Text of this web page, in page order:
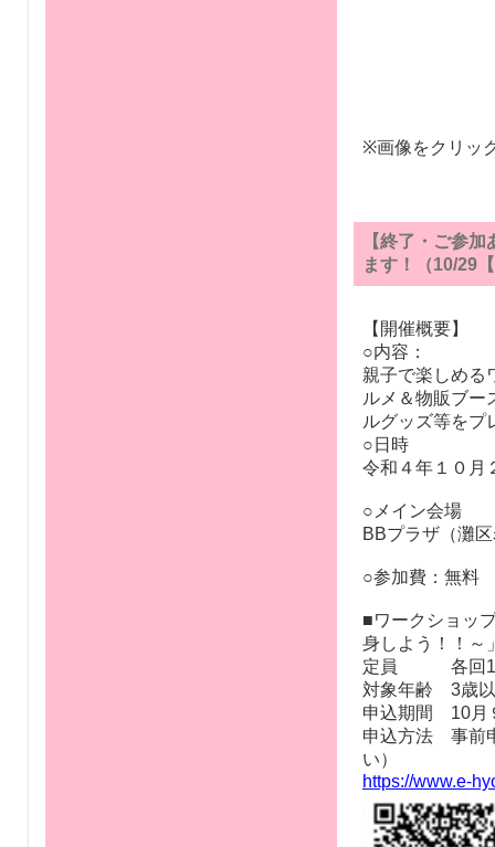
【終了・ご参加
ます！（10/29
【開催概要】
親子で楽しめる
ルメ＆物販ブー
ルグッズ等を
○日時
令和４年１０月
○メイン会場
BBプラザ（灘
○参加費：無料
■ワークショッ
身しよう！！～
定員 各回15
対象年齢 3歳